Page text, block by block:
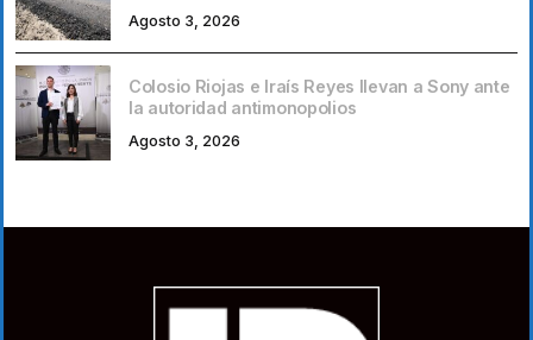
Agosto 3, 2026
Colosio Riojas e Iraís Reyes llevan a Sony ante
la autoridad antimonopolios
Agosto 3, 2026